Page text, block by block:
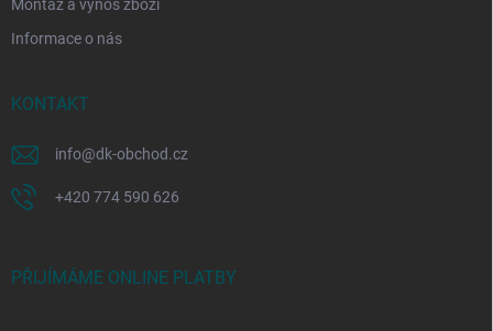
Montáž a výnos zboží
Informace o nás
KONTAKT
info@dk-obchod.cz
+420 774 590 626
PŘIJÍMÁME ONLINE PLATBY